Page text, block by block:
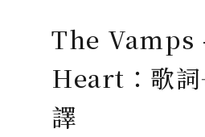
The
Heart：歌詞
譯